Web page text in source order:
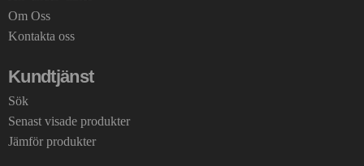
Om Oss
Kontakta oss
Kundtjänst
Sök
Senast visade produkter
Jämför produkter